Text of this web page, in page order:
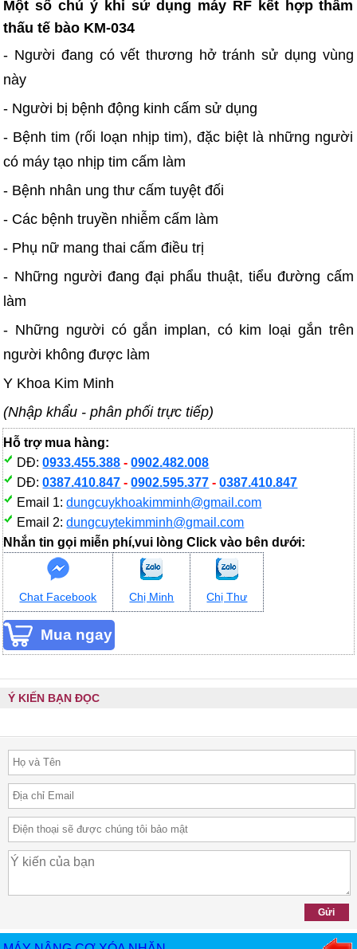
Một số chú ý khi sử dụng máy RF kết hợp thẩm
thấu tế bào KM-034
- Người đang có vết thương hở tránh sử dụng vùng
này
- Người bị bệnh động kinh cấm sử dụng
- Bệnh tim (rối loạn nhịp tim), đặc biệt là những người
có máy tạo nhịp tim cấm làm
- Bệnh nhân ung thư cấm tuyệt đối
- Các bệnh truyền nhiễm cấm làm
- Phụ nữ mang thai cấm điều trị
- Những người đang đại phẩu thuật, tiểu đường cấm
làm
- Những người có gắn implan, có kim loại gắn trên
người không được làm
Y Khoa Kim Minh
(Nhập khẩu - phân phối trực tiếp)
Hỗ trợ mua hàng:
DĐ:0933.455.388 -0902.482.008
DĐ:0387.410.847 -0902.595.377 -0387.410.847
Email 1:dungcuykhoakimminh@gmail.com
Email 2:dungcuytekimminh@gmail.com
Nhắn tin gọi miễn phí,vui lòng Click vào bên dưới:
Chat Facebook Chị Minh Chị Thư
Ý KIẾN BẠN ĐỌC